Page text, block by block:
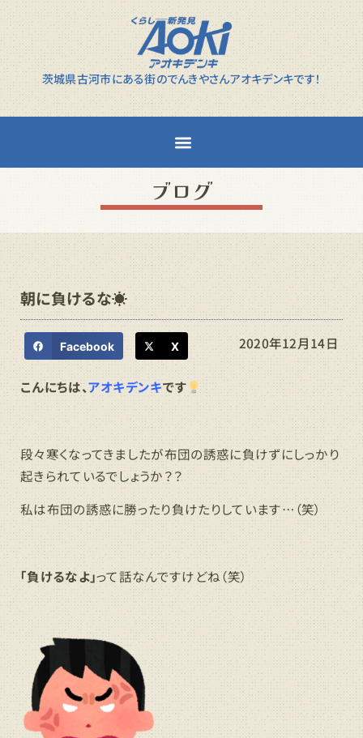
茨城県古河市にある街のでんきやさんアオキデンキです！
ブログ
朝に負けるな☀
Facebook X 2020年12月14日
こんにちは、アオキデンキです
段々寒くなってきましたが布団の誘惑に負けずにしっかり
起きられているでしょうか？？
私は布団の誘惑に勝ったり負けたりしています…（笑）
「負けるなよ」って話なんですけどね（笑）